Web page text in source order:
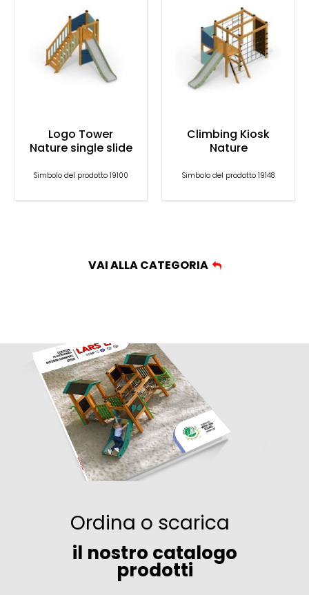
Logo Tower
Nature single slide
Simbolo del prodotto 19100
Climbing Kiosk
Nature
Simbolo del prodotto 19148
VAI ALLA CATEGORIA
Ordina o scarica
il nostro catalogo
prodotti